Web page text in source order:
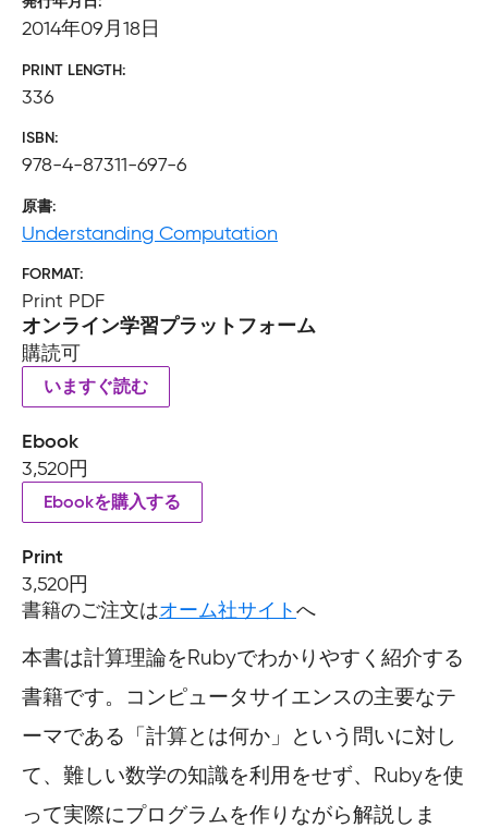
2014年09月18日
PRINT LENGTH
336
ISBN
978-4-87311-697-6
原書
Understanding Computation
FORMAT
Print PDF
オンライン学習プラットフォーム
購読可
いますぐ読む
Ebook
3,520円
Ebookを購入する
Print
3,520円
書籍のご注文はオーム社サイトへ
本書は計算理論をRubyでわかりやすく紹介する
書籍です。コンピュータサイエンスの主要なテ
ーマである「計算とは何か」という問いに対し
て、難しい数学の知識を利用をせず、Rubyを使
って実際にプログラムを作りながら解説しま